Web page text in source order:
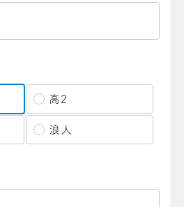
高2
浪人